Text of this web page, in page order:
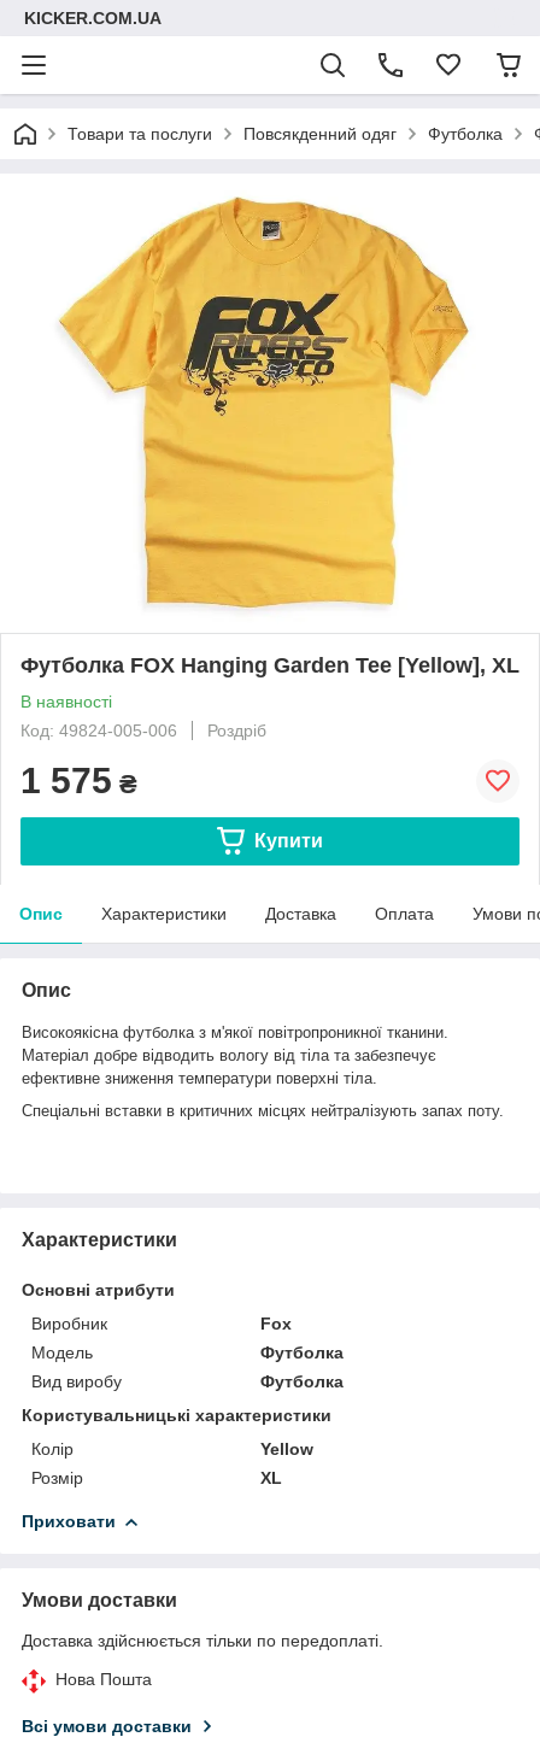
KICKER.COM.UA
Товари та послуги Повсякденний одяг Футболка
Футболка FOX Hanging Garden Tee [Yellow], XL
В наявності
Код: 49824-005-006
Роздріб
1 575 ₴
Купити
Опис Характеристики Доставка Оплата Умови
Опис
Високоякісна футболка з м'якої повітропроникної тканини.
Матеріал добре відводить вологу від тіла та забезпечує
ефективне зниження температури поверхні тіла.
Спеціальні вставки в критичних місцях нейтралізують запах поту.
Характеристики
Основні атрибути
Виробник
Fox
Модель
Футболка
Вид виробу
Футболка
Користувальницькі характеристики
Колір
Yellow
Розмір
XL
Приховати
Умови доставки
Доставка здійснюється тільки по передоплаті.
Нова Пошта
Всі умови доставки